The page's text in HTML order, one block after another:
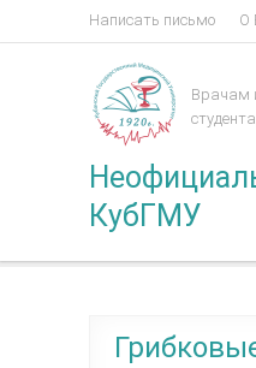
Написать письмо О
КубГМУ
Врачам